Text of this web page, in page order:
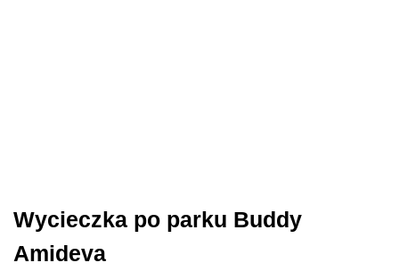
Wycieczka po parku Buddy
Amideva